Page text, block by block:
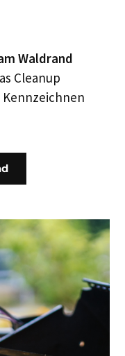
Waldrand
Cleanup